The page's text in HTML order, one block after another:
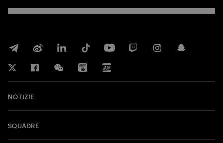
NOTIZIE
SQUADRE